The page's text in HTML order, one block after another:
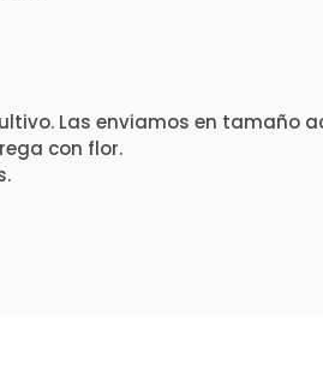
Las enviamos en tamaño
con flor.